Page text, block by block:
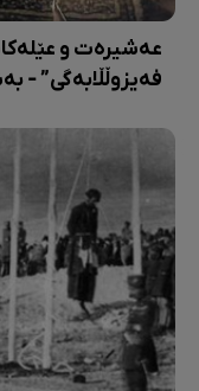
عەشیرەت و
فەیزوڵڵابەگی” -